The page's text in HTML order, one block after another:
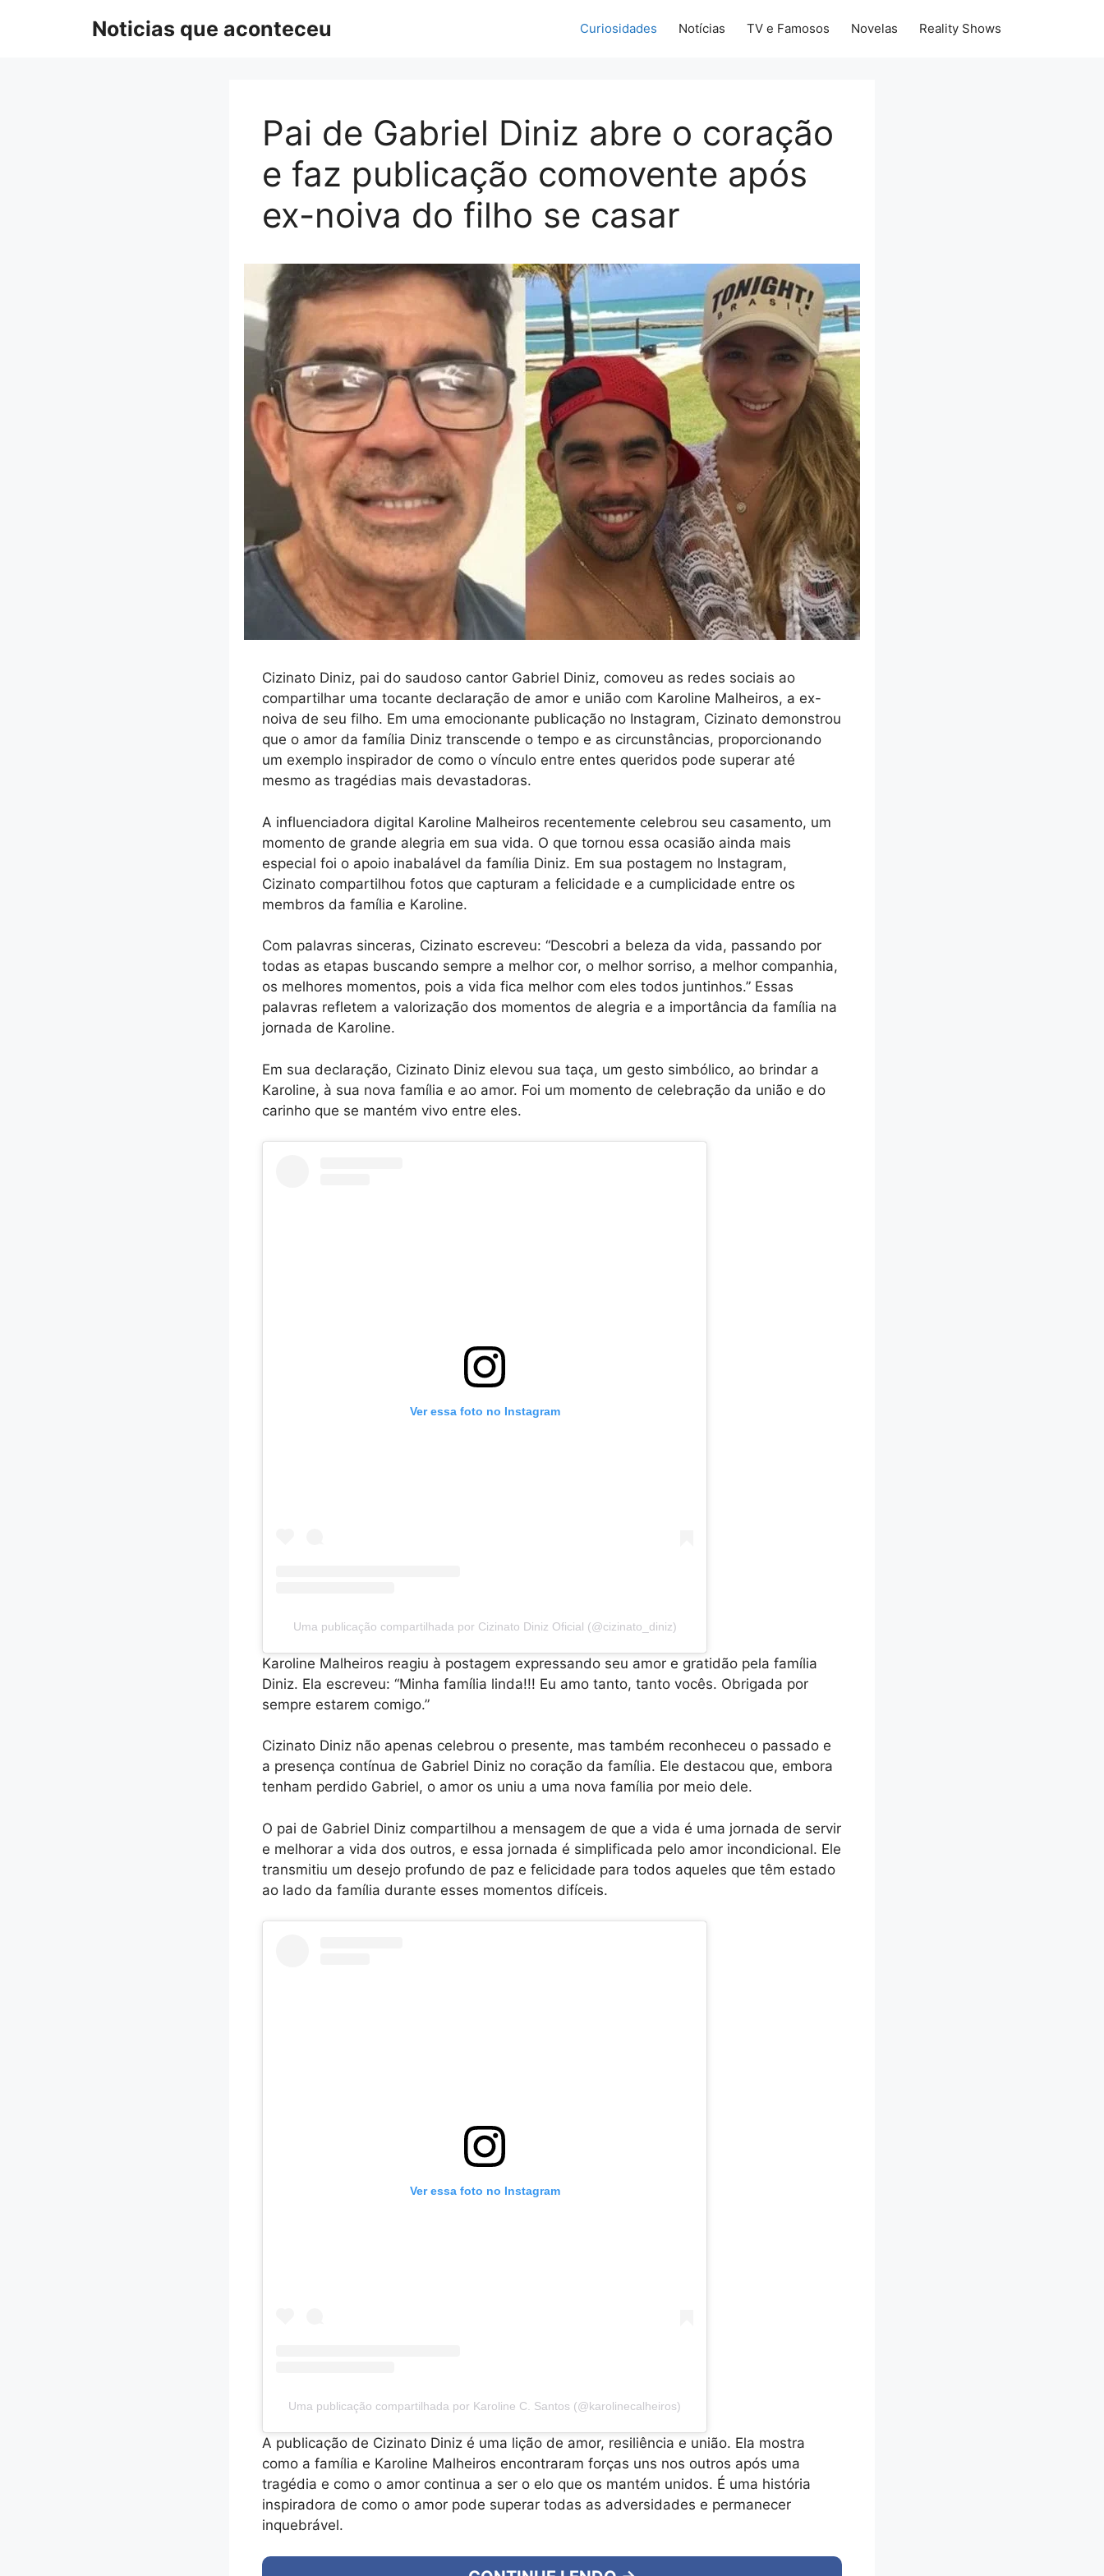
Noticias que aconteceu Curiosidades Notícias TV e Famosos Novelas Reality Shows
Pai de Gabriel Diniz abre o coração
e faz publicação comovente após
ex-noiva do filho se casar
Cizinato Diniz, pai do saudoso cantor Gabriel Diniz, comoveu as redes sociais ao
compartilhar uma tocante declaração de amor e união com Karoline Malheiros, a ex-
noiva de seu filho. Em uma emocionante publicação no Instagram, Cizinato demonstrou
que o amor da família Diniz transcende o tempo e as circunstâncias, proporcionando
um exemplo inspirador de como o vínculo entre entes queridos pode superar até
mesmo as tragédias mais devastadoras.
A influenciadora digital Karoline Malheiros recentemente celebrou seu casamento, um
momento de grande alegria em sua vida. O que tornou essa ocasião ainda mais
especial foi o apoio inabalável da família Diniz. Em sua postagem no Instagram,
Cizinato compartilhou fotos que capturam a felicidade e a cumplicidade entre os
membros da família e Karoline.
Com palavras sinceras, Cizinato escreveu: “Descobri a beleza da vida, passando por
todas as etapas buscando sempre a melhor cor, o melhor sorriso, a melhor companhia,
os melhores momentos, pois a vida fica melhor com eles todos juntinhos.” Essas
palavras refletem a valorização dos momentos de alegria e a importância da família na
jornada de Karoline.
Em sua declaração, Cizinato Diniz elevou sua taça, um gesto simbólico, ao brindar a
Karoline, à sua nova família e ao amor. Foi um momento de celebração da união e do
carinho que se mantém vivo entre eles.
Ver essa foto no Instagram
Uma publicação compartilhada por Cizinato Diniz Oficial (@cizinato_diniz)
Karoline Malheiros reagiu à postagem expressando seu amor e gratidão pela família
Diniz. Ela escreveu: “Minha família linda!!! Eu amo tanto, tanto vocês. Obrigada por
sempre estarem comigo.”
Cizinato Diniz não apenas celebrou o presente, mas também reconheceu o passado e
a presença contínua de Gabriel Diniz no coração da família. Ele destacou que, embora
tenham perdido Gabriel, o amor os uniu a uma nova família por meio dele.
O pai de Gabriel Diniz compartilhou a mensagem de que a vida é uma jornada de servir
e melhorar a vida dos outros, e essa jornada é simplificada pelo amor incondicional. Ele
transmitiu um desejo profundo de paz e felicidade para todos aqueles que têm estado
ao lado da família durante esses momentos difíceis.
Ver essa foto no Instagram
Uma publicação compartilhada por Karoline C. Santos (@karolinecalheiros)
A publicação de Cizinato Diniz é uma lição de amor, resiliência e união. Ela mostra
como a família e Karoline Malheiros encontraram forças uns nos outros após uma
tragédia e como o amor continua a ser o elo que os mantém unidos. É uma história
inspiradora de como o amor pode superar todas as adversidades e permanecer
inquebrável.